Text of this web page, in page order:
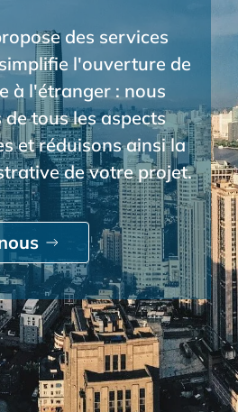
des services
l'ouverture de
à l'étranger : nous
tous les aspects
et réduisons ainsi la
de votre projet.